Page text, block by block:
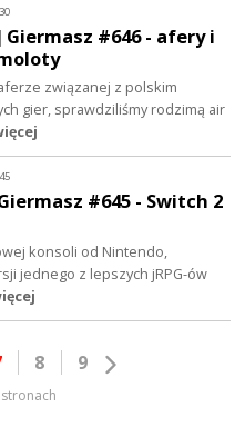
Giermasz #646 - afery i
związanej z polskim
gier, sprawdziliśmy rodzimą air
#645 - Switch 2
konsoli od Nintendo,
jednego z lepszych jRPG-ów
8 9